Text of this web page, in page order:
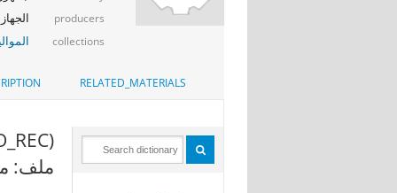
producers
collections
RELATED_MATERIALS
(SER_NO_REC)
ملف: